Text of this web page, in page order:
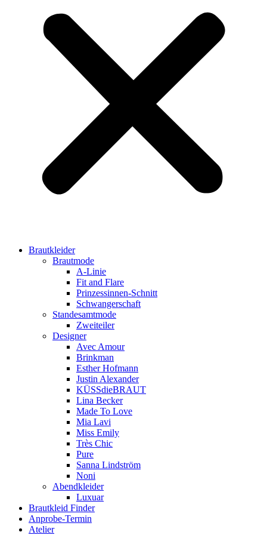
Brautkleider
Brautmode
A-Linie
Fit and Flare
Prinzessinnen-Schnitt
Schwangerschaft
Standesamtmode
Zweiteiler
Designer
Avec Amour
Brinkman
Esther Hofmann
Justin Alexander
KÜSSdieBRAUT
Lina Becker
Made To Love
Mia Lavi
Miss Emily
Très Chic
Pure
Sanna Lindström
Noni
Abendkleider
Luxuar
Brautkleid Finder
Anprobe-Termin
Atelier